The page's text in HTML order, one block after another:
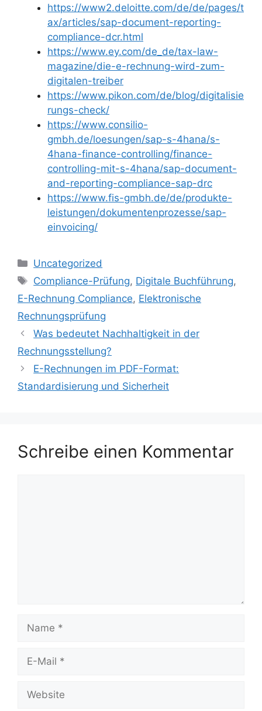
https://www2.deloitte.com/de/de/pages/t
ax/articles/sap-document-reporting-
compliance-dcr.html
https://www.ey.com/de_de/tax-law-
magazine/die-e-rechnung-wird-zum-
digitalen-treiber
https://www.pikon.com/de/blog/digitalisie
rungs-check/
https://www.consilio-
gmbh.de/loesungen/sap-s-4hana/s-
4hana-finance-controlling/finance-
controlling-mit-s-4hana/sap-document-
and-reporting-compliance-sap-drc
https://www.fis-gmbh.de/de/produkte-
leistungen/dokumentenprozesse/sap-
einvoicing/
Kategorien
Uncategorized
Schlagwörter
Compliance-Prüfung, Digitale Buchführung,
E-Rechnung Compliance, Elektronische
Rechnungsprüfung
Was bedeutet Nachhaltigkeit in der
Rechnungsstellung?
E-Rechnungen im PDF-Format:
Standardisierung und Sicherheit
Schreibe einen Kommentar
Name
Website